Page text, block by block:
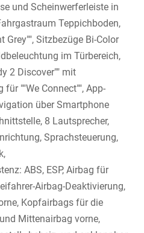
und Scheinwerferleiste in
Teppichboden,
Grey"", Sitzbezüge Bi-Color
im Türbereich,
2 Discover"" mit
""We Connect"", App-
über Smartphone
8 Lautsprecher,
Sprachsteuerung,
ABS, ESP, Airbag für
Airbag-Deaktivierung,
Kopfairbags für die
Mittenairbag vorne,